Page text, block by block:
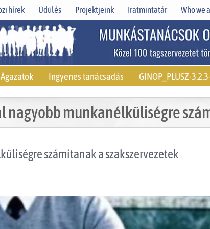
hírek Üdülés Projektjeink Iratmintatár Who we
Ágazatok Ingyenes tanácsadás GINOP_PLUSZ-
nagyobb munkanélküliségre
számítanak a szakszervezetek